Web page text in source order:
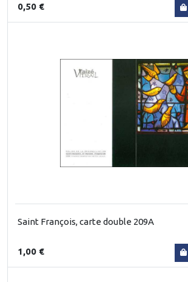
0,50 €
Saint François, carte double 209A
1,00 €